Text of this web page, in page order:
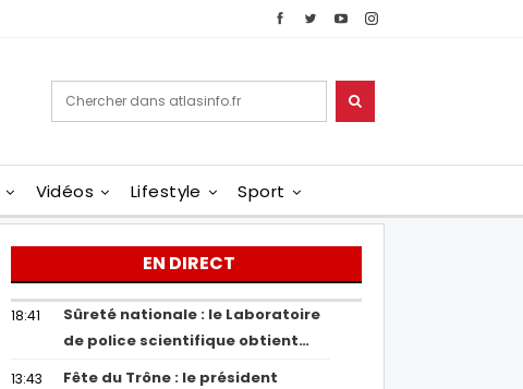
Vidéos Lifestyle Sport
EN DIRECT
18:41
Sûreté nationale : le Laboratoire
de police scientifique obtient…
13:43
Fête du Trône : le président